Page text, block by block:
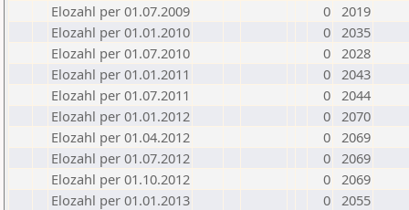
Elozahl per 01.07.2009
0 2019
Elozahl per 01.01.2010
0 2035
Elozahl per 01.07.2010
0 2028
Elozahl per 01.01.2011
0 2043
Elozahl per 01.07.2011
0 2044
Elozahl per 01.01.2012
0 2070
Elozahl per 01.04.2012
0 2069
Elozahl per 01.07.2012
0 2069
Elozahl per 01.10.2012
0 2069
Elozahl per 01.01.2013
0 2055